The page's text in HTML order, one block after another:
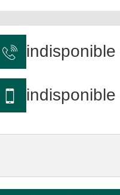
indisponible
indisponible